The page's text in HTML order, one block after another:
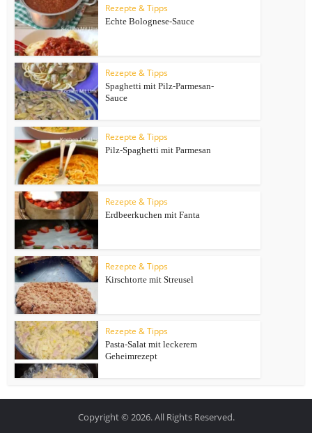
Rezepte & Tipps
Echte Bolognese-Sauce
Rezepte & Tipps
Spaghetti mit Pilz-Parmesan-
Sauce
Rezepte & Tipps
Pilz-Spaghetti mit Parmesan
Rezepte & Tipps
Erdbeerkuchen mit Fanta
Rezepte & Tipps
Kirschtorte mit Streusel
Rezepte & Tipps
Pasta-Salat mit leckerem
Geheimrezept
Copyright © 2026. All Rights Reserved.